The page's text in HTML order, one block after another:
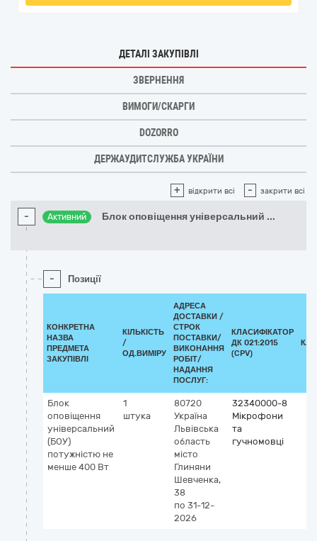
ДЕТАЛІ ЗАКУПІВЛІ
ЗВЕРНЕННЯ
ВИМОГИ/СКАРГИ
DOZORRO
ДЕРЖАУДИТСЛУЖБА УКРАЇНИ
+ відкрити всі - закрити всі
- Активний Блок оповіщення універсальний ...
- Позиції
КОНКРЕТНА
НАЗВА
ПРЕДМЕТА
ЗАКУПІВЛІ
КІЛЬКІСТЬ
/
ОД.ВИМІРУ
АДРЕСА
ДОСТАВКИ /
СТРОК
ПОСТАВКИ/
ВИКОНАННЯ
РОБІТ/
НАДАННЯ
ПОСЛУГ:
КЛАСИФІКАТОР
ДК 021:2015
(CPV)
Блок
оповіщення
універсальний
(БОУ)
потужністю не
менше 400 Вт
1
штука
80720
Україна
Львівська
область
місто
Глиняни
Шевченка,
38
по 31-12-
2026
32340000-8
Мікрофони
та
гучномовці